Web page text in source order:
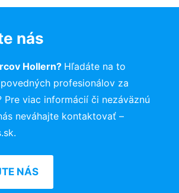
nás
Hollern? Hľadáte na to
profesionálov za
Pre viac informácií či nezáväznú
neváhajte kontaktovať –
NÁS